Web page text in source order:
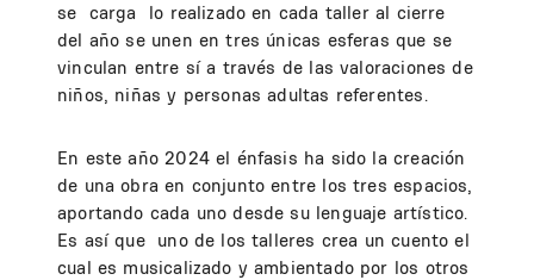
se carga lo realizado en cada taller al cierre
del año se unen en tres únicas esferas que se
vinculan entre sí a través de las valoraciones de
niños, niñas y personas adultas referentes.
En este año 2024 el énfasis ha sido la creación
de una obra en conjunto entre los tres espacios,
aportando cada uno desde su lenguaje artístico.
Es así que uno de los talleres crea un cuento el
cual es musicalizado y ambientado por los otros